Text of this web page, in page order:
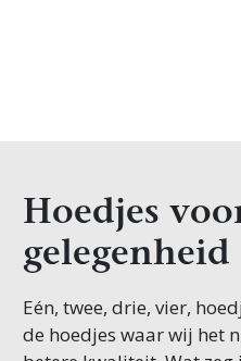
Hoedjes
gelegenheid
Eén, twee, drie, vier,
de hoedjes waar wij het